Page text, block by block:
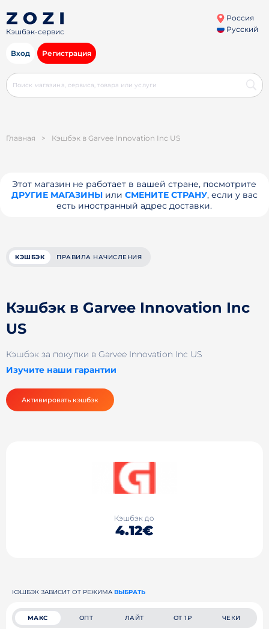
Кэшбэк-сервис
Россия
Русский
Вход Регистрация
Главная > Кэшбэк в Garvee Innovation Inc US
Этот магазин не работает в вашей стране, посмотрите
ДРУГИЕ МАГАЗИНЫили СМЕНИТЕ СТРАНУ, если у вас
есть иностранный адрес доставки.
КЭШБЭК ПРАВИЛА НАЧИСЛЕНИЯ
Кэшбэк в Garvee Innovation Inc
US
Кэшбэк за покупки в Garvee Innovation Inc US
Изучите наши гарантии
Активировать кэшбэк
Кэшбэк до
4.12€
КЭШБЭК ЗАВИСИТ ОТ РЕЖИМА ВЫБРАТЬ
МАКС ОПТ ЛАЙТ ОТ 1₽ ЧЕКИ